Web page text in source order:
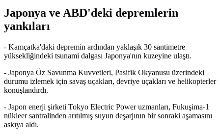
Japonya ve ABD'deki depremlerin
yankıları
- Kamçatka'daki depremin ardından yaklaşık 30 santimetre
yüksekliğindeki tsunami dalgası Japonya'nın kuzeyine ulaştı.
- Japonya Öz Savunma Kuvvetleri, Pasifik Okyanusu üzerindeki
durumu izlemek için savaş uçakları, devriye uçakları ve helikopterler
konuşlandırdı.
- Japon enerji şirketi Tokyo Electric Power uzmanları, Fukuşima-1
nükleer santralinden arıtılmış suyun deşarjının bir sonraki aşamasını
askıya aldı.